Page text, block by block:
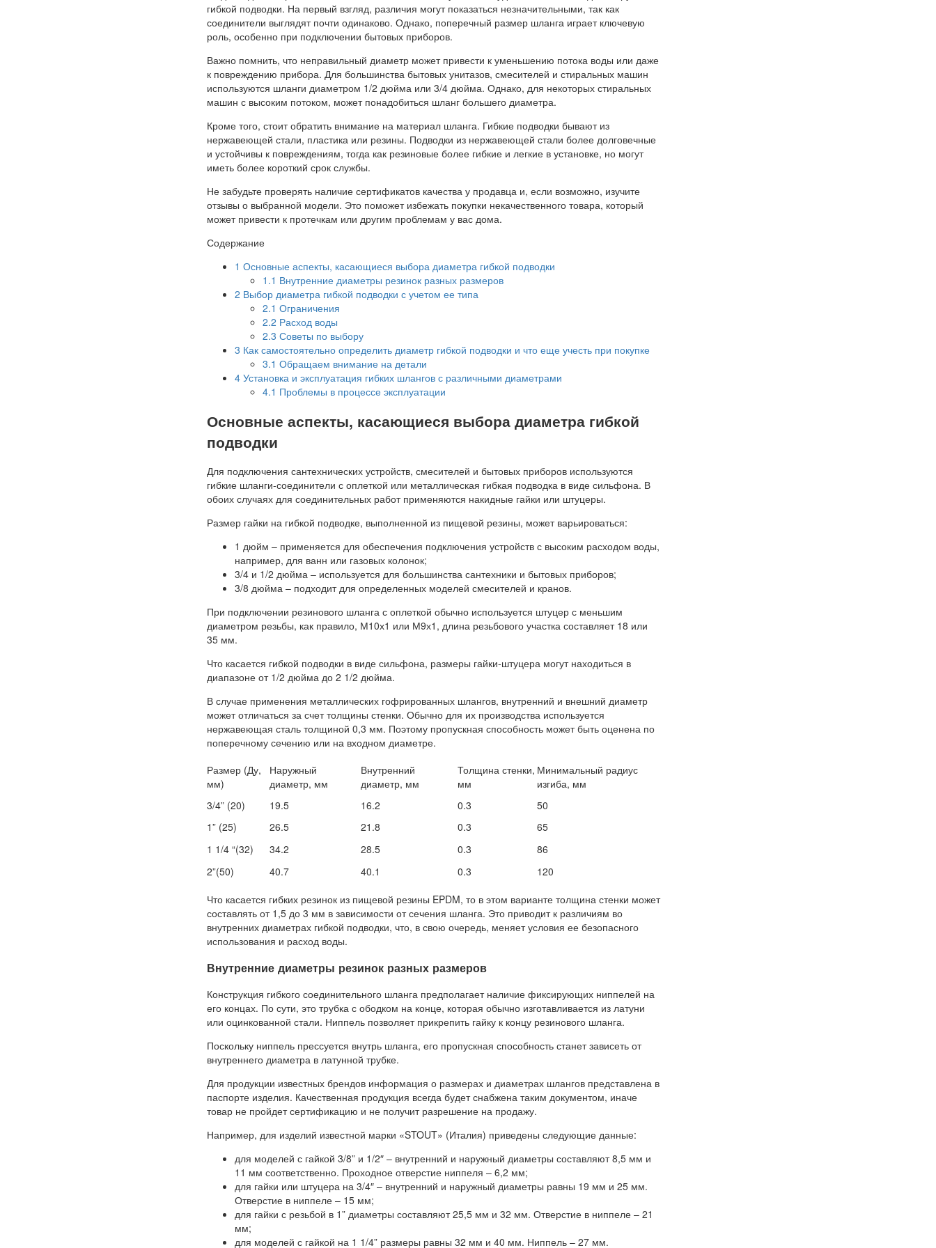
гибкой подводки. На первый взгляд, различия могут показаться незначительными, так как
соединители выглядят почти одинаково. Однако, поперечный размер шланга играет ключевую
роль, особенно при подключении бытовых приборов.
Важно помнить, что неправильный диаметр может привести к уменьшению потока воды или даже
к повреждению прибора. Для большинства бытовых унитазов, смесителей и стиральных машин
используются шланги диаметром 1/2 дюйма или 3/4 дюйма. Однако, для некоторых стиральных
машин с высоким потоком, может понадобиться шланг большего диаметра.
Кроме того, стоит обратить внимание на материал шланга. Гибкие подводки бывают из
нержавеющей стали, пластика или резины. Подводки из нержавеющей стали более долговечные
и устойчивы к повреждениям, тогда как резиновые более гибкие и легкие в установке, но могут
иметь более короткий срок службы.
Не забудьте проверять наличие сертификатов качества у продавца и, если возможно, изучите
отзывы о выбранной модели. Это поможет избежать покупки некачественного товара, который
может привести к протечкам или другим проблемам у вас дома.
Содержание
1 Основные аспекты, касающиеся выбора диаметра гибкой подводки
1.1 Внутренние диаметры резинок разных размеров
2 Выбор диаметра гибкой подводки с учетом ее типа
2.1 Ограничения
2.2 Расход воды
2.3 Советы по выбору
3 Как самостоятельно определить диаметр гибкой подводки и что еще учесть при покупке
3.1 Обращаем внимание на детали
4 Установка и эксплуатация гибких шлангов с различными диаметрами
4.1 Проблемы в процессе эксплуатации
Основные аспекты, касающиеся выбора диаметра гибкой
подводки
Для подключения сантехнических устройств, смесителей и бытовых приборов используются
гибкие шланги-соединители с оплеткой или металлическая гибкая подводка в виде сильфона. В
обоих случаях для соединительных работ применяются накидные гайки или штуцеры.
Размер гайки на гибкой подводке, выполненной из пищевой резины, может варьироваться:
1 дюйм – применяется для обеспечения подключения устройств с высоким расходом воды,
например, для ванн или газовых колонок;
3/4 и 1/2 дюйма – используется для большинства сантехники и бытовых приборов;
3/8 дюйма – подходит для определенных моделей смесителей и кранов.
При подключении резинового шланга с оплеткой обычно используется штуцер с меньшим
диаметром резьбы, как правило, М10х1 или М9х1, длина резьбового участка составляет 18 или
35 мм.
Что касается гибкой подводки в виде сильфона, размеры гайки-штуцера могут находиться в
диапазоне от 1/2 дюйма до 2 1/2 дюйма.
В случае применения металлических гофрированных шлангов, внутренний и внешний диаметр
может отличаться за счет толщины стенки. Обычно для их производства используется
нержавеющая сталь толщиной 0,3 мм. Поэтому пропускная способность может быть оценена по
поперечному сечению или на входном диаметре.
Размер (Ду,
мм)
Наружный
диаметр, мм
Внутренний
диаметр, мм
Толщина стенки,
мм
Минимальный радиус
изгиба, мм
3/4” (20)
19.5 16.2 0.3
50
1” (25)
26.5 21.8 0.3
65
1 1/4 “(32)
34.2 28.5 0.3
86
2”(50)
40.7 40.1 0.3
120
Что касается гибких резинок из пищевой резины EPDM, то в этом варианте толщина стенки может
составлять от 1,5 до 3 мм в зависимости от сечения шланга. Это приводит к различиям во
внутренних диаметрах гибкой подводки, что, в свою очередь, меняет условия ее безопасного
использования и расход воды.
Внутренние диаметры резинок разных размеров
Конструкция гибкого соединительного шланга предполагает наличие фиксирующих ниппелей на
его концах. По сути, это трубка с ободком на конце, которая обычно изготавливается из латуни
или оцинкованной стали. Ниппель позволяет прикрепить гайку к концу резинового шланга.
Поскольку ниппель прессуется внутрь шланга, его пропускная способность станет зависеть от
внутреннего диаметра в латунной трубке.
Для продукции известных брендов информация о размерах и диаметрах шлангов представлена в
паспорте изделия. Качественная продукция всегда будет снабжена таким документом, иначе
товар не пройдет сертификацию и не получит разрешение на продажу.
Например, для изделий известной марки «STOUT» (Италия) приведены следующие данные:
для моделей с гайкой 3/8” и 1/2″ – внутренний и наружный диаметры составляют 8,5 мм и
11 мм соответственно. Проходное отверстие ниппеля – 6,2 мм;
для гайки или штуцера на 3/4″ – внутренний и наружный диаметры равны 19 мм и 25 мм.
Отверстие в ниппеле – 15 мм;
для гайки с резьбой в 1” диаметры составляют 25,5 мм и 32 мм. Отверстие в ниппеле – 21
мм;
для моделей с гайкой на 1 1/4” размеры равны 32 мм и 40 мм. Ниппель – 27 мм.